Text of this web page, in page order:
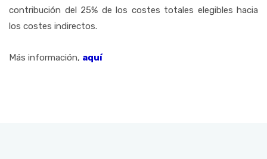
contribución del 25% de los costes totales elegibles hacia
los costes indirectos.
Más información, aquí